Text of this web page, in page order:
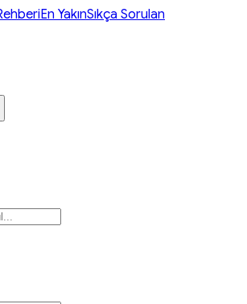
En YakınSıkça Sorulan